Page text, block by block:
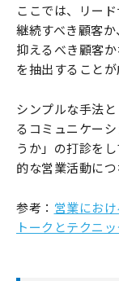
ここでは、リー
継続すべき顧客
抑えるべき顧客
を抽出すること
シンプルな手法
るコミュニケー
うか」の打診を
的な営業活動につ
参考： 営業にお
トークとテクニ